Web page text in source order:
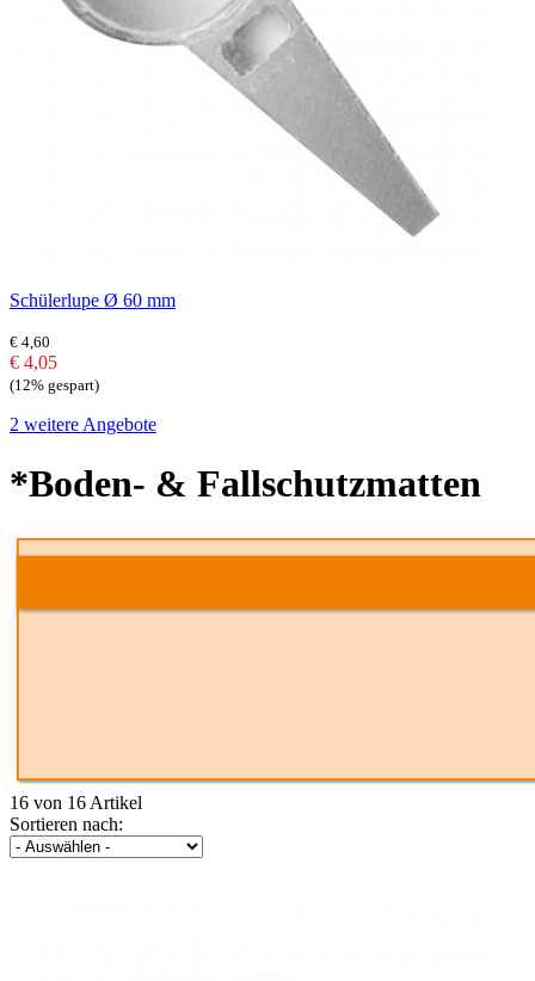
Schülerlupe Ø 60 mm
€ 4,60
€ 4,05
(12% gespart)
2 weitere Angebote
*Boden- & Fallschutzmatten
16 von 16 Artikel
Sortieren nach: